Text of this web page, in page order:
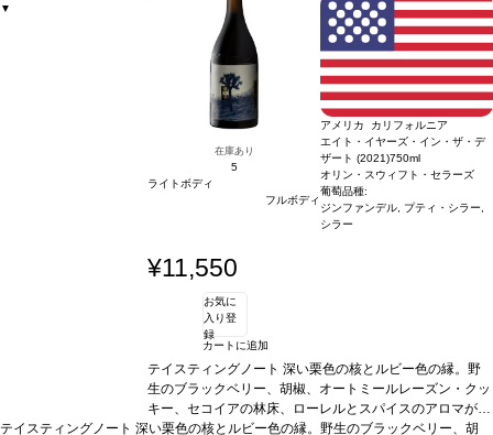
▼
在庫あり
5
ライトボディ
フルボディ
アメリカ カリフォルニア
エイト・イヤーズ・イン・ザ・デ
ザート (2021)750ml
オリン・スウィフト・セラーズ
葡萄品種:
ジンファンデル, プティ・シラー,
シラー
¥11,550
お気に
入り登
録
カートに追加
テイスティングノート深い栗色の核とルビー色の縁。野
生のブラックベリー、胡椒、オートミールレーズン・クッ
キー、セコイアの林床、ローレルとスパイスのアロマが開
く。口に含むと幅広く豊満で、ミッドパレットには芳醇な
テイスティングノート 深い栗色の核とルビー色の縁。野生のブラックベリー、胡